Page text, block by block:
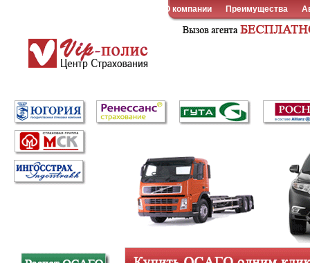
О компании Преимущества